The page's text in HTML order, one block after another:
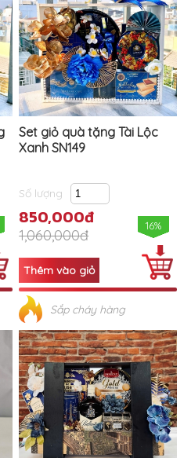
Set giỏ quà tặng Tài Lộc
Xanh SN149
Số lượng
850,000đ
1,060,000đ
16%
Sắp cháy hàng